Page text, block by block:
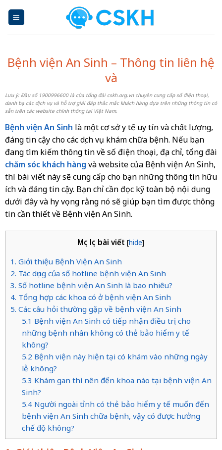
Bệnh viện An Sinh – Thông tin liên hệ
và
Lưu ý: Đầu số 1900996600 là của tổng đài cskh.org.vn chuyên cung cấp số điện thoại,
danh bạ các dịch vụ và hỗ trợ giải đáp thắc mắc khách hàng dựa trên những thông tin có
sẵn trên các website chính thống tại Việt Nam.
Bệnh viện An Sinh là một cơ sở y tế uy tín và chất lượng,
đáng tin cậy cho các dịch vụ khám chữa bệnh. Nếu bạn
đang tìm kiếm thông tin về số điện thoại, địa chỉ, tổng đài
chăm sóc khách hàng và website của Bệnh viện An Sinh,
thì bài viết này sẽ cung cấp cho bạn những thông tin hữu
ích và đáng tin cậy. Bạn chỉ cần đọc kỹ toàn bộ nội dung
dưới đây và hy vọng rằng nó sẽ giúp bạn tìm được thông
tin cần thiết về Bệnh viện An Sinh.
Mục lục bài viết [hide]
1. Giới thiệu Bệnh Viện An Sinh
2. Tác dụng của số hotline bệnh viện An Sinh
3. Số hotline bệnh viện An Sinh là bao nhiêu?
4. Tổng hợp các khoa có ở bệnh viện An Sinh
5. Các câu hỏi thường gặp về bệnh viện An Sinh
5.1 Bệnh viện An Sinh có tiếp nhận điều trị cho
những bệnh nhân không có thẻ bảo hiểm y tế
không?
5.2 Bệnh viện này hiện tại có khám vào những ngày
lễ không?
5.3 Khám gan thì nên đến khoa nào tại bệnh viện An
Sinh?
5.4 Người ngoài tỉnh có thẻ bảo hiểm y tế muốn đến
bệnh viện An Sinh chữa bệnh, vậy có được hưởng
chế độ không?